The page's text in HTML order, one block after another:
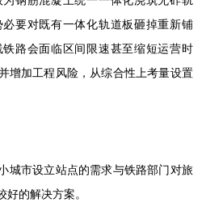
要对既有一体化轨道板砸掉重新铺
路会面临区间限速甚至缩短运营时
增加工程风险，从综合性上考量设置
城市设立站点的需求与铁路部门对旅
的解决方案。